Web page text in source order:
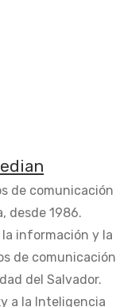
de comunicación
desde 1986.
información y la
de comunicación
del Salvador.
a la Inteligencia